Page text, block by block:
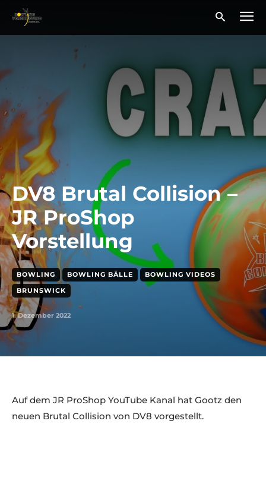
DV8 Brutal Collision –
JR ProShop
Vorstellung
BOWLING BOWLING BÄLLE
BOWLING VIDEOS
BRUNSWICK
1. Dezember 2022
Auf dem JR ProShop YouTube Kanal hat Gootz den
neuen Brutal Collision von DV8 vorgestellt.